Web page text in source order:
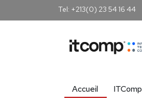
Accueil ITComp
Tel: +213(0) 23 54 16 44